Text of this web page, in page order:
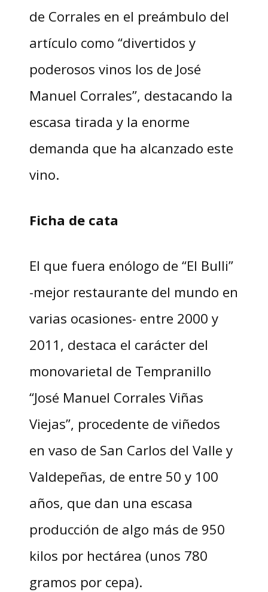
de Corrales en el preámbulo del
artículo como “divertidos y
poderosos vinos los de José
Manuel Corrales”, destacando la
escasa tirada y la enorme
demanda que ha alcanzado este
vino.
Ficha de cata
El que fuera enólogo de “El Bulli”
-mejor restaurante del mundo en
varias ocasiones- entre 2000 y
2011, destaca el carácter del
monovarietal de Tempranillo
“José Manuel Corrales Viñas
Viejas”, procedente de viñedos
en vaso de San Carlos del Valle y
Valdepeñas, de entre 50 y 100
años, que dan una escasa
producción de algo más de 950
kilos por hectárea (unos 780
gramos por cepa).